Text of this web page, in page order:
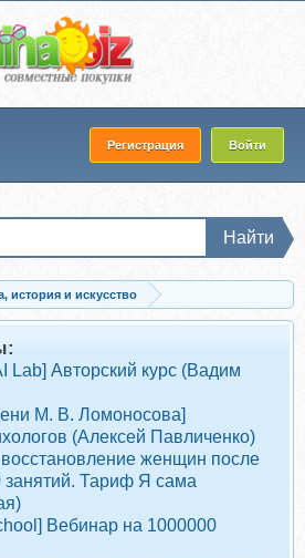
Регистрация Войти
Найти
история и искусство
Fashion тренды: история, анализ и будущее
Lab] Авторский курс (Вадим
М. В. Ломоносова]
(Алексей Павличенко)
женщин после
занятий. Тариф Я сама
Вебинар на 1000000